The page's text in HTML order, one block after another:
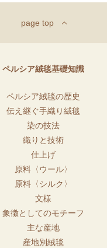
page top
ペルシア絨毯基礎知識
ペルシア絨毯の歴史
伝え継ぐ手織り絨毯
染の技法
織りと技術
仕上げ
原料〈ウール〉
原料〈シルク〉
文様
象徴としてのモチーフ
主な産地
産地別絨毯